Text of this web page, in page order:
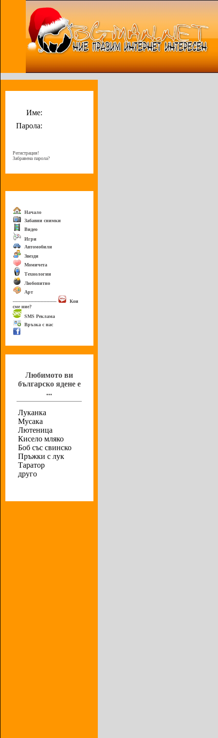
Име:
Парола:
Регистрация!
Забравена парола?
Начало
Забавни снимки
Видео
Игри
Автомобили
Звезди
Момичета
Технологии
Любопитно
Арт
------------------------------
Кои
сме ние?
SMS Реклама
Връзка с нас
Любимото ви
българско ядене е
...
Луканка
Мусака
Лютеница
Кисело мляко
Боб със свинско
Пръжки с лук
Таратор
друго